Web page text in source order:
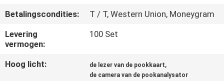
OFFERTE
AAN
SITEMAP
Betalingscondities:
T / T, Western Union, Moneygram
Levering
vermogen:
100 Set
Hoog licht: de lezer van de pookkaart,
de camera van de pookanalysator